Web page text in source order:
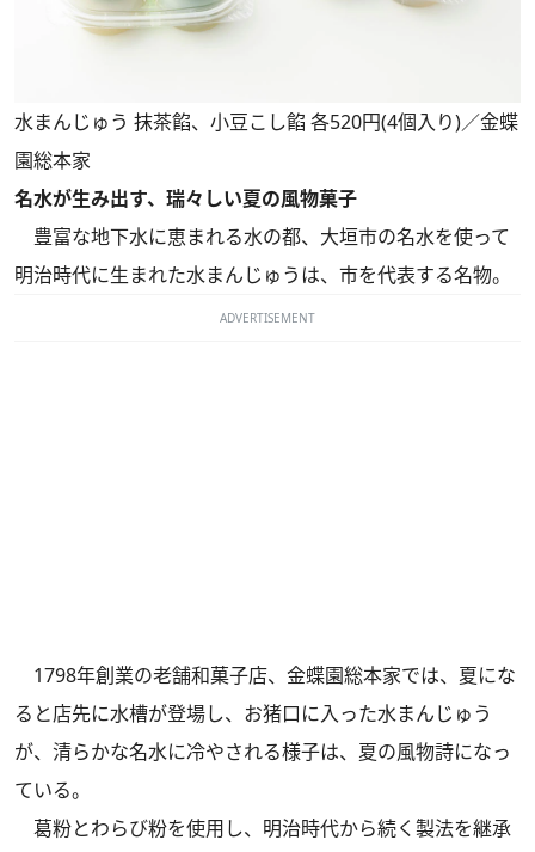
水まんじゅう 抹茶餡、小豆こし餡 各520円(4個入り)／金蝶
園総本家
名水が生み出す、瑞々しい夏の風物菓子
豊富な地下水に恵まれる水の都、大垣市の名水を使って
明治時代に生まれた水まんじゅうは、市を代表する名物。
ADVERTISEMENT
1798年創業の老舗和菓子店、金蝶園総本家では、夏にな
ると店先に水槽が登場し、お猪口に入った水まんじゅう
が、清らかな名水に冷やされる様子は、夏の風物詩になっ
ている。
葛粉とわらび粉を使用し、明治時代から続く製法を継承